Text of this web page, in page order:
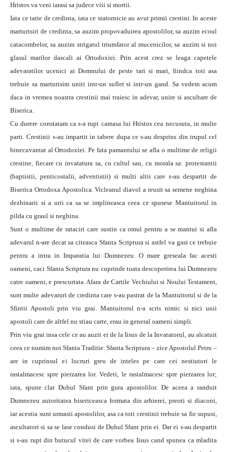
Hristos va veni iarasi sa judece viii si mortii.
Iata ce tarie de credinta, iata ce statornicie au avut primii crestini. In aceste
marturisiri de credinta, sa auzim propovaduirea apostolilor, sa auzim ecoul
catacombelor, sa auzim strigatul triumfator al mucenicilor, sa auzim si noi
glasul marilor dascali ai Ortodoxiei. Prin acest crez se leaga capetele
adevaratilor ucenici ai Domnului de peste tari si mari, fiindca toti asa
trebuie sa marturisim uniti intr-un suflet si intr-un gand. Sa vedem acum
daca in vremea noastra crestinii mai traiesc in adevar, unire si ascultare de
Biserica.
Cu durere constatam ca s-a rupt camasa lui Hristos cea necusuta, in multe
parti. Crestinii s-au impartit in tabere dupa ce s-au desprins din trupul cel
binecuvantat al Ortodoxiei. Pe fata pamantului se afla o multime de religii
crestine, fiecare cu invatatura sa, cu cultul sau, cu morala sa: protestantii
(baptistii, penticostalii, adventistii) si multi altii care s-au despartit de
Biserica Ortodoxa Apostolica. Vicleanul diavol a reusit sa semene neghina
dezbinarii si a urii ca sa se implineasca ceea ce spusese Mantuitorul in
pilda cu graul si neghina.
Sunt o multime de rataciri care sustin ca omul pentru a se mantui si afla
adevarul n-are decat sa citeasca Sfanta Scriptura si astfel va gasi ce trebuie
pentru a intra in Imparatia lui Dumnezeu. O mare greseala fac acesti
oameni, caci Sfanta Scriptura nu cuprinde toata descoperirea lui Dumnezeu
catre oameni, e prescurtata. Afara de Cartile Vechiului si Noului Testament,
sunt multe adevaruri de credinta care s-au pastrat de la Mantuitorul si de la
Sfintii Apostoli prin viu grai. Mantuitorul n-a scris nimic si nici unii
apostoli care de altfel nu stiau carte, erau in general oameni simpli.
Prin viu grai insa cele ce au auzit ei de la Iisus de la Invatatorul, au alcatuit
ceea ce numim noi Sfanta Traditie. Sfanta Scriptura – zice Apostolul Petru –
are in cuprinsul ei lucruri greu de inteles pe care cei nestiutori le
rastalmacesc spre pierzarea lor. Vedeti, le rastalmacesc spre pierzarea lor;
iata, spune clar Duhul Sfant prin gura apostolilor. De aceea a randuit
Dumnezeu autoritatea bisericeasca formata din arhierei, preoti si diaconi,
iar acestia sunt urmasii apostolilor, asa ca toti crestinii trebuie sa fie supusi,
ascultatori si sa se lase condusi de Duhul Sfant prin ei. Dar ei s-au despartit
si s-au rupt din butucul vitei de care vorbea Iisus cand spunea ca mladita